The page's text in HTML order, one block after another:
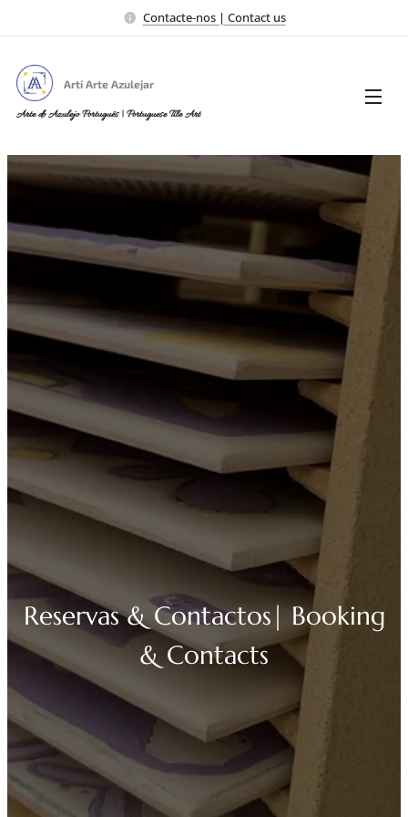
Contacte-nos | Contact us
Arti Arte Azulejar
Arte do Azulejo Português | Portuguese Tile Art
Reservas & Contactos| Booking
& Contacts